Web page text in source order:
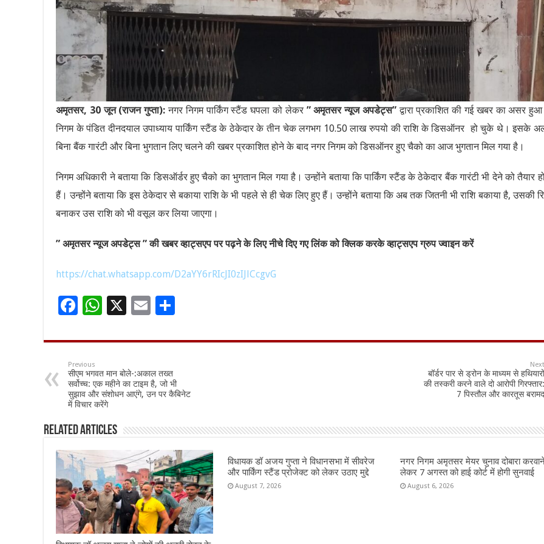
अमृतसर, 30 जून (राजन गुप्ता): नगर निगम पार्किंग स्टैंड घपला को लेकर ” अमृतसर न्यूज अपडेट्स”द्वारा प्रकाशित की गई खबर का असर हुआ
निगम के पंडित दीनदयाल उपाध्याय पार्किंग स्टैंड के ठेकेदार के तीन चेक लगभग 10.50 लाख रुपयो की राशि के डिसऑनर हो चुके थे। इसके
बिना बैंक गारंटी और बिना भुगतान लिए चलने की खबर प्रकाशित होने के बाद नगर निगम को डिसऑनर हुए चैको का आज भुगतान मिल गया है।
निगम अधिकारी ने बताया कि डिसऑर्डर हुए चैको का भुगतान मिल गया है। उन्होंने बताया कि पार्किंग स्टैंड के ठेकेदार बैंक गारंटी भी देने को तैयार
हैं। उन्होंने बताया कि इस ठेकेदार से बकाया राशि के भी पहले से ही चेक लिए हुए हैं। उन्होंने बताया कि अब तक जितनी भी राशि बकाया है, उसकी
बनाकर उस राशि को भी वसूल कर लिया जाएगा।
” अमृतसर न्यूज अपडेट्स ” की खबर व्हाट्सएप पर पढ़ने के लिए नीचे दिए गए लिंक को क्लिक करके व्हाट्सएप ग्रुप ज्वाइन करें
https://chat.whatsapp.com/D2aYY6rRIcJI0zIJlCcgvG
F
e
b
o
o
k
W
at
p
p
X
E
ai ar
Previous
सीएम भगवत मान बोले-:अकाल तख्त
सर्वोच्च: एक महीने का टाइम है, जो भी
सुझाव और संशोधन आएंगे, उन पर कैबिनेट
में विचार करेंगे
Next
बॉर्डर पार से ड्रोन के माध्यम से हथियारों
की तस्करी करने वाले दो आरोपी गिरफ्तार:
7 पिस्तौल और कारतूस बरामद
Related Articles
विधायक डॉ अजय गुप्ता ने विधानसभा में सीवरेज
और पार्किंग स्टैंड प्रोजेक्ट को लेकर उठाए मुद्दे
August 7, 2026
नगर निगम अमृतसर मेयर चुनाव दोबारा
लेकर 7 अगस्त को हाई कोर्ट में होगी सुनवाई
August 6, 2026